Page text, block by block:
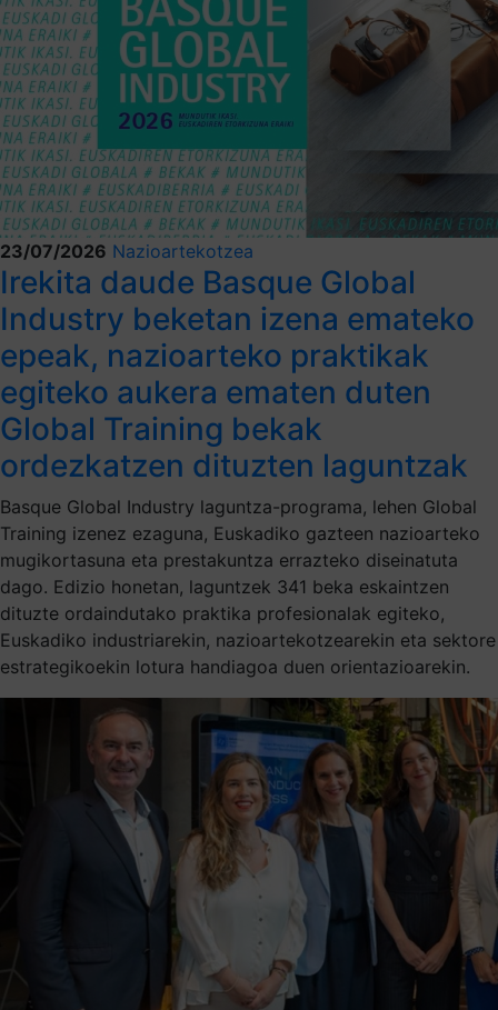
23/07/2026 Nazioartekotzea
Irekita daude Basque Global
Industry beketan izena emateko
epeak, nazioarteko praktikak
egiteko aukera ematen duten
Global Training bekak
ordezkatzen dituzten laguntzak
Basque Global Industry laguntza-programa, lehen Global
Training izenez ezaguna, Euskadiko gazteen nazioarteko
mugikortasuna eta prestakuntza errazteko diseinatuta
dago. Edizio honetan, laguntzek 341 beka eskaintzen
dituzte ordaindutako praktika profesionalak egiteko,
Euskadiko industriarekin, nazioartekotzearekin eta sektore
estrategikoekin lotura handiagoa duen orientazioarekin.